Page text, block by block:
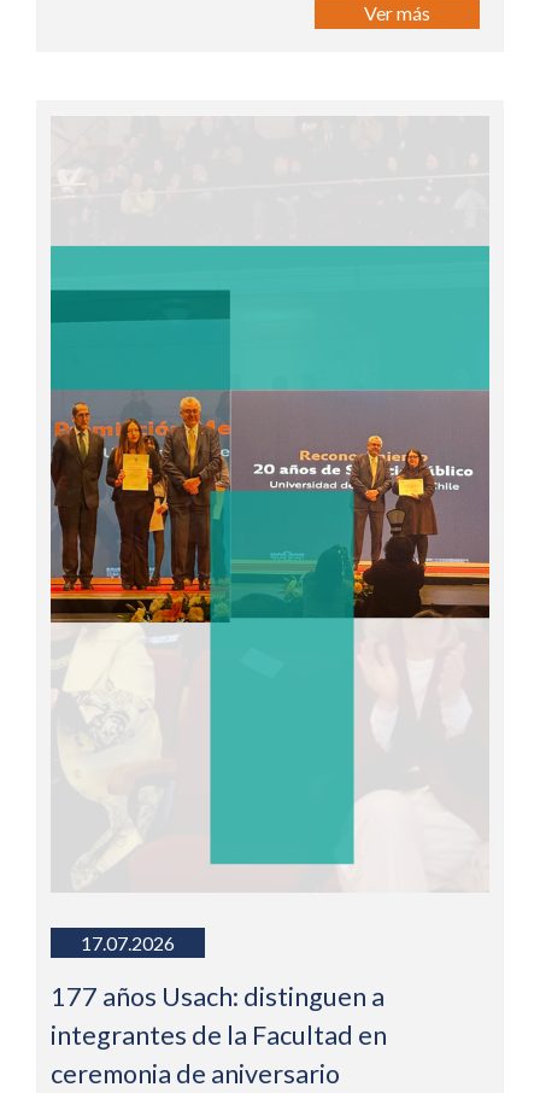
Ver más
17.07.2026
177 años Usach: distinguen a
integrantes de la Facultad en
ceremonia de aniversario